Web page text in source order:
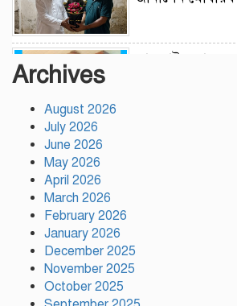
লামকাইন জামে
মফিজুল ইসলাম (সুমন) মোতাওয়াল্লী/
Archives
August 2026
July 2026
June 2026
May 2026
April 2026
March 2026
February 2026
January 2026
December 2025
November 2025
October 2025